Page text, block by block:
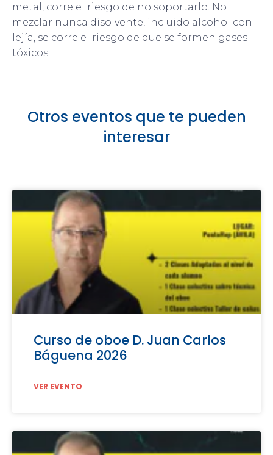
metal, corre el riesgo de no soportarlo. No
mezclar nunca disolvente, incluido alcohol con
lejía, se corre el riesgo de que se formen gases
tóxicos.
Otros eventos que te pueden
interesar
Curso de oboe D. Juan Carlos
Báguena 2026
VER EVENTO